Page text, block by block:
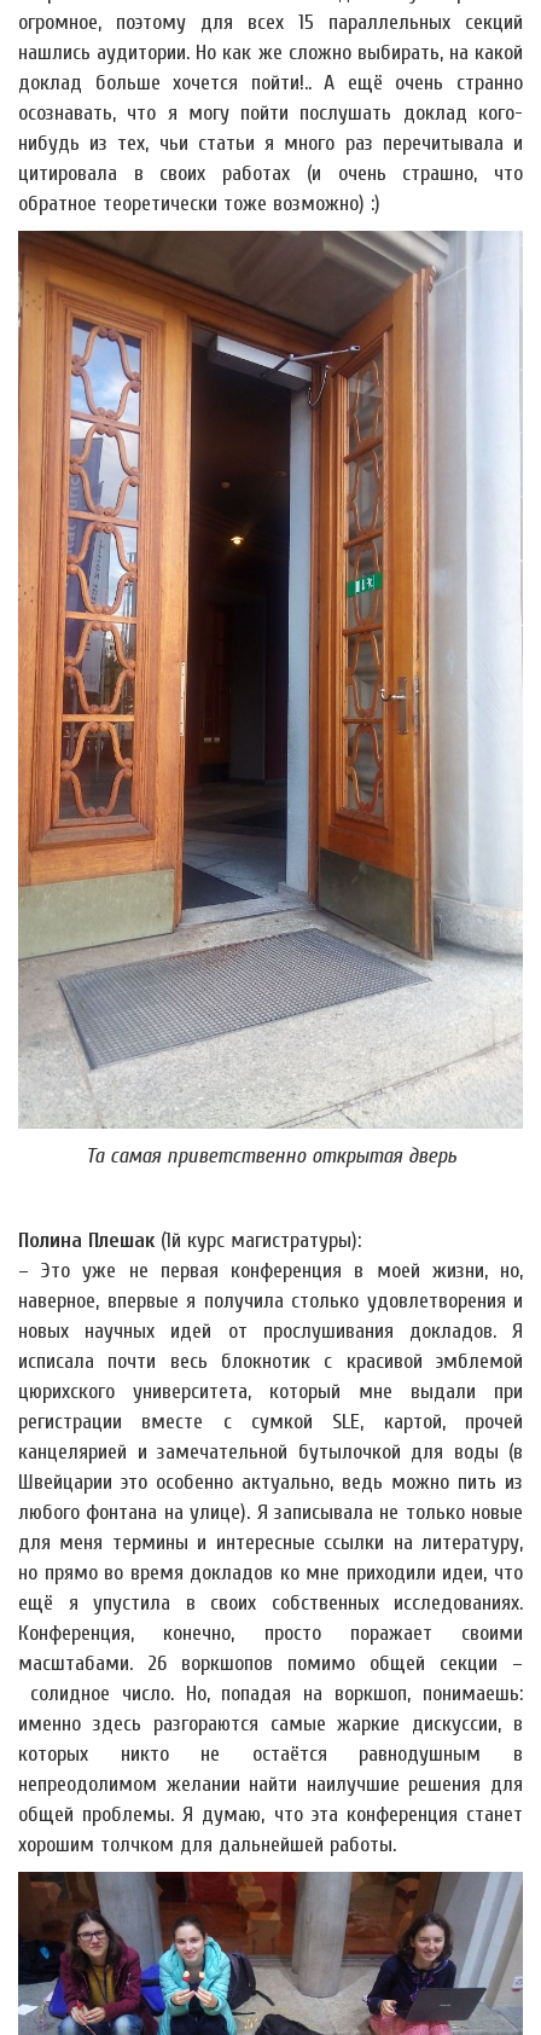
огромное, поэтому для всех 15 параллельных секций
нашлись аудитории. Но как же сложно выбирать, на какой
доклад больше хочется пойти!.. А ещё очень странно
осознавать, что я могу пойти послушать доклад кого-
нибудь из тех, чьи статьи я много раз перечитывала и
цитировала в своих работах (и очень страшно, что
обратное теоретически тоже возможно) :)
Та самая приветственно открытая дверь
Полина Плешак (1й курс магистратуры):
– Это уже не первая конференция в моей жизни, но,
наверное, впервые я получила столько удовлетворения и
новых научных идей от прослушивания докладов. Я
исписала почти весь блокнотик с красивой эмблемой
цюрихского университета, который мне выдали при
регистрации вместе с сумкой SLE, картой, прочей
канцелярией и замечательной бутылочкой для воды (в
Швейцарии это особенно актуально, ведь можно пить из
любого фонтана на улице). Я записывала не только новые
для меня термины и интересные ссылки на литературу,
но прямо во время докладов ко мне приходили идеи, что
ещё я упустила в своих собственных исследованиях.
Конференция, конечно, просто поражает своими
масштабами. 26 воркшопов помимо общей секции –
солидное число. Но, попадая на воркшоп, понимаешь:
именно здесь разгораются самые жаркие дискуссии, в
которых никто не остаётся равнодушным в
непреодолимом желании найти наилучшие решения для
общей проблемы. Я думаю, что эта конференция станет
хорошим толчком для дальнейшей работы.